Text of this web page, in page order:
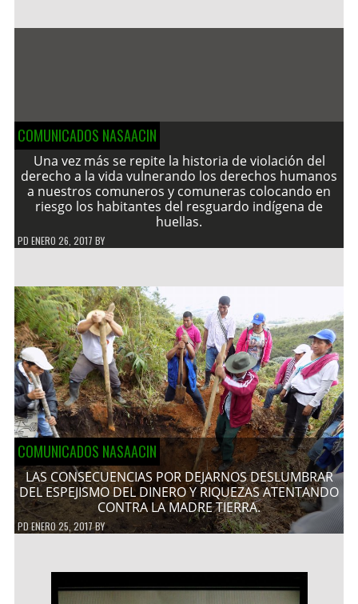
COMUNICADOS NASAACIN
Una vez más se repite la historia de violación del
derecho a la vida vulnerando los derechos humanos
a nuestros comuneros y comuneras colocando en
riesgo los habitantes del resguardo indígena de
huellas.
PD ENERO 26, 2017 BY
COMUNICADOS NASAACIN
LAS CONSECUENCIAS POR DEJARNOS DESLUMBRAR
DEL ESPEJISMO DEL DINERO Y RIQUEZAS ATENTANDO
CONTRA LA MADRE TIERRA.
PDENERO 25, 2017BY